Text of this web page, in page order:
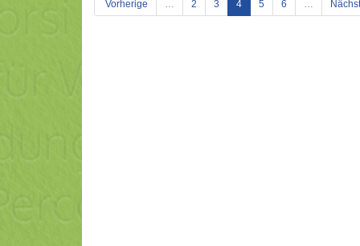
Vorherige … 2 3 4(current)
5 6 …